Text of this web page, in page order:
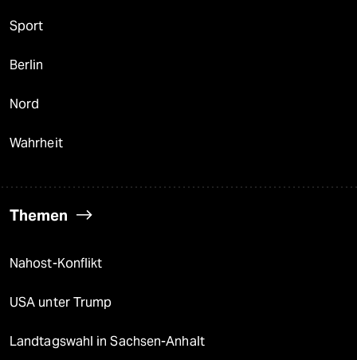
Sport
Berlin
Nord
Wahrheit
Themen
Nahost-Konflikt
USA unter Trump
Landtagswahl in Sachsen-Anhalt